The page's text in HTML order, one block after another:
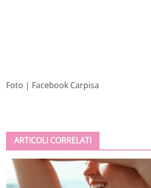
Foto | Facebook Carpisa
ARTICOLI CORRELATI